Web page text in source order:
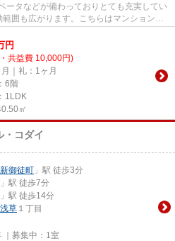
ータなどが備わっておりとても充実してい
囲も広がります。こちらはマンションタ
円
共益費 10,000円)
｜礼：1ヶ月
6階
1LDK
㎡
・コダイ
新御徒町 」駅 徒歩3分
」駅 徒歩7分
」駅 徒歩14分
草 １丁目
募集中： 1室